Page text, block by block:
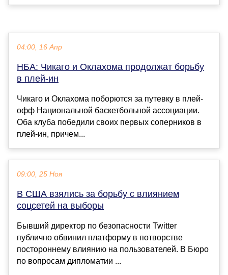
04:00, 16 Апр
НБА: Чикаго и Оклахома продолжат борьбу
в плей-ин
Чикаго и Оклахома поборются за путевку в плей-
офф Национальной баскетбольной ассоциации.
Оба клуба победили своих первых соперников в
плей-ин, причем...
09:00, 25 Ноя
В США взялись за борьбу с влиянием
соцсетей на выборы
Бывший директор по безопасности Twitter
публично обвинил платформу в потворстве
постороннему влиянию на пользователей. В Бюро
по вопросам дипломатии ...